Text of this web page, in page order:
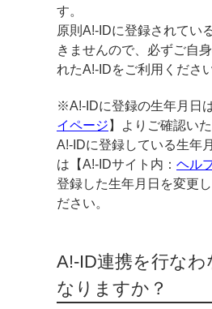
す。
原則A!-IDに登録されてい
きませんので、必ずご自
れたA!-IDをご利用ください
※A!-IDに登録の生年月日
イページ 】よりご確認い
A!-IDに登録している生年
は【A!-IDサイト内： ヘル
登録した生年月日を変更
ださい。
A!-ID連携を行な
なりますか？